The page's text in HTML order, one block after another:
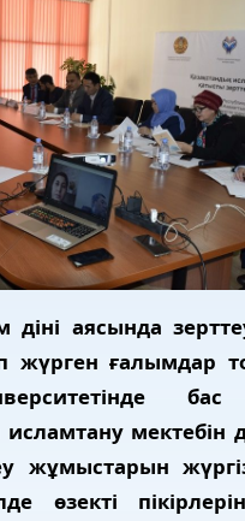
діні аясында
жүрген ғалымдар
мектебін
жұмыстарын
өзекті